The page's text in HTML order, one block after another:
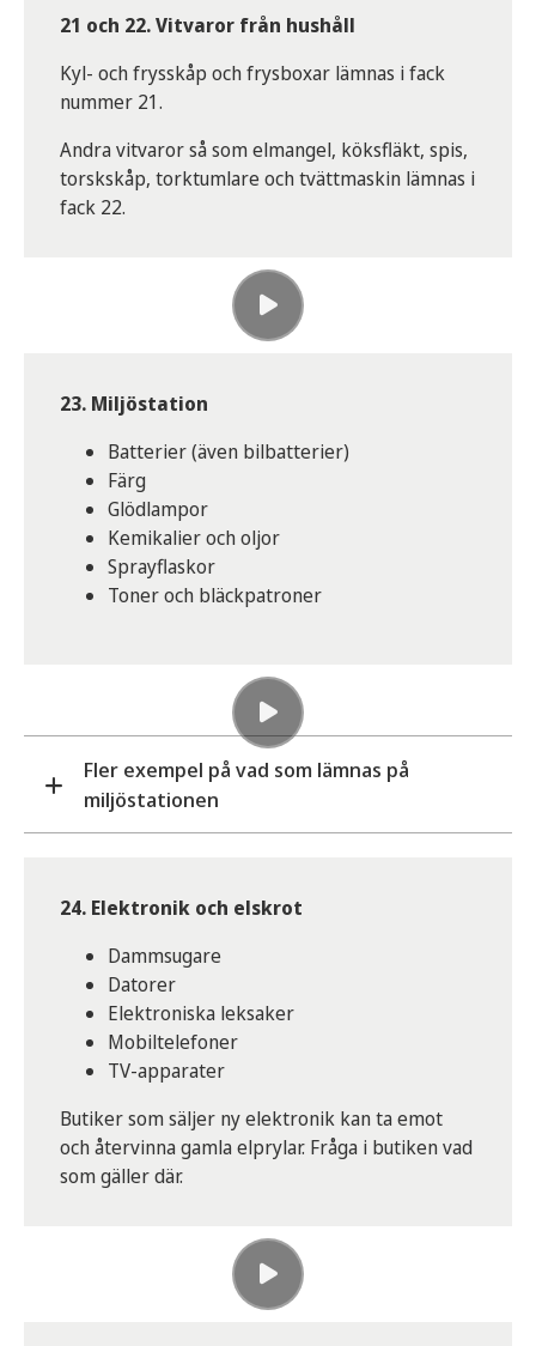
lämnas här. Kontakta personal för att få hjälp.
21 och 22. Vitvaror från hushåll
Kyl- och frysskåp och frysboxar lämnas i fack
nummer 21.
Andra vitvaror så som elmangel, köksfläkt, spis,
torskskåp, torktumlare och tvättmaskin lämnas i
fack 22.
23. Miljöstation
Batterier (även bilbatterier)
Färg
Glödlampor
Kemikalier och oljor
Sprayflaskor
Toner och bläckpatroner
Fler exempel på vad som lämnas på
miljöstationen
farliga avfall och annat som hör till miljöstationen.
Batterier (även bilbatterier)
Elmotorer
Färg
Glödlampor
Gasbehållare
Lim
Lysrör
Nagellack
Toner och bläckpatroner
24. Elektronik och elskrot
Dammsugare
Datorer
Elektroniska leksaker
Mobiltelefoner
TV-apparater
Butiker som säljer ny elektronik kan ta emot
och återvinna gamla elprylar. Fråga i butiken vad
som gäller där.